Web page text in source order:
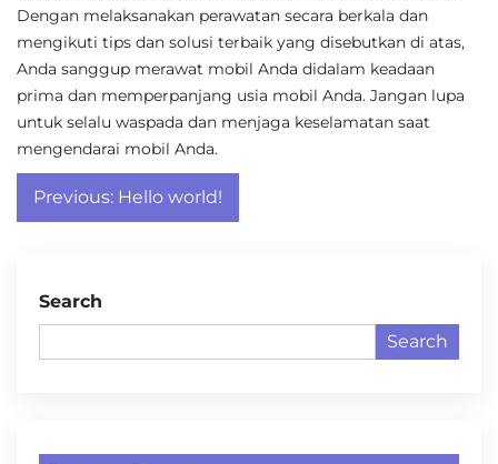
Dengan melaksanakan perawatan secara berkala dan
mengikuti tips dan solusi terbaik yang disebutkan di atas,
Anda sanggup merawat mobil Anda didalam keadaan
prima dan memperpanjang usia mobil Anda. Jangan lupa
untuk selalu waspada dan menjaga keselamatan saat
mengendarai mobil Anda.
Post
navigation
Previous: Hello world!
Search
Search